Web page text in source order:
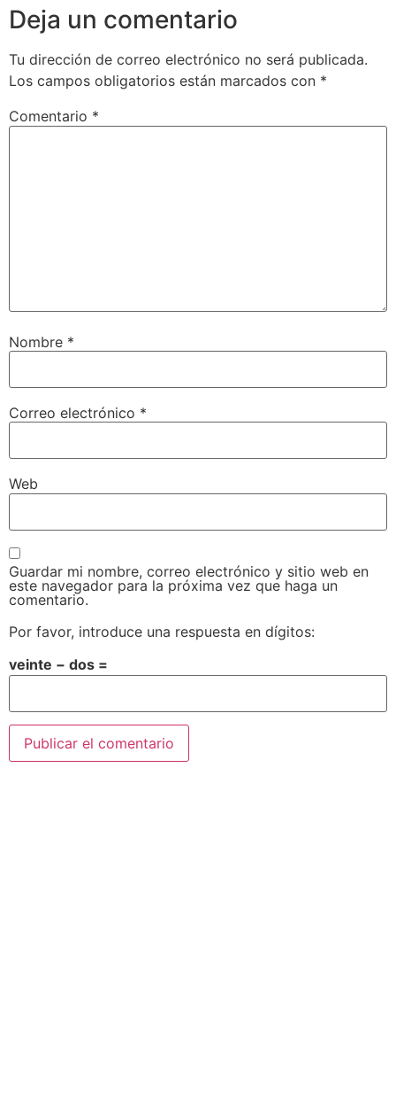
Deja un comentario
Tu dirección de correo electrónico no será publicada.
Los campos obligatorios están marcados con *
Comentario *
Nombre *
Correo electrónico *
Web
Guardar mi nombre, correo electrónico y sitio web en
este navegador para la próxima vez que haga un
comentario.
Por favor, introduce una respuesta en dígitos:
veinte − dos =